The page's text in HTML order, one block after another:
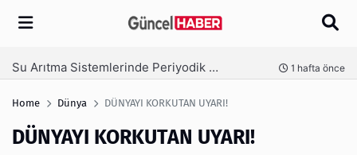
Arama
Ambalaj Süreçlerinde Yeni Nesil Verimliliği Olimpack ile Yakalayın 3 hafta önce
Home Dünya DÜNYAYI KORKUTAN UYARI!
DÜNYAYI KORKUTAN UYARI!